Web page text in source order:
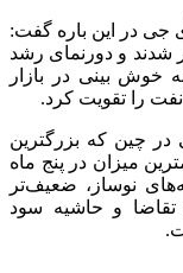
جی در این باره گفت:
شدند و دورنمای رشد
خوش بینی در بازار
را تقویت کرد.
در چین که بزرگترین
میزان در پنج ماه
نوساز، ضعیف‌تر
تقاضا و حاشیه سود